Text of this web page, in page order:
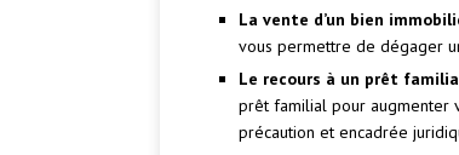
La vente d’un bien
vous permettre de dégager
Le recours à un prêt
prêt familial pour augmenter
précaution et encadrée